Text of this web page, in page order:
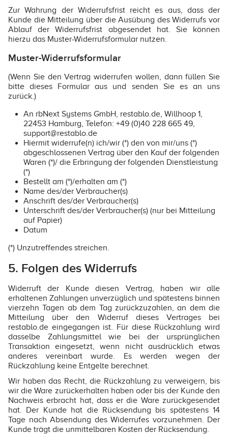
Zur Wahrung der Widerrufsfrist reicht es aus, dass der
Kunde die Mitteilung über die Ausübung des Widerrufs vor
Ablauf der Widerrufsfrist abgesendet hat. Sie können
hierzu das Muster-Widerrufsformular nutzen.
Muster-Widerrufsformular
(Wenn Sie den Vertrag widerrufen wollen, dann füllen Sie
bitte dieses Formular aus und senden Sie es an uns
zurück.)
An rbNext Systems GmbH, restablo.de, Willhoop 1,
22453 Hamburg, Telefon: +49 (0)40 228 665 49,
support@restablo.de
Hiermit widerrufe(n) ich/wir (*) den von mir/uns (*)
abgeschlossenen Vertrag über den Kauf der folgenden
Waren (*)/ die Erbringung der folgenden Dienstleistung
(*)
Bestellt am (*)/erhalten am (*)
Name des/der Verbraucher(s)
Anschrift des/der Verbraucher(s)
Unterschrift des/der Verbraucher(s) (nur bei Mitteilung
auf Papier)
Datum
(*) Unzutreffendes streichen.
5. Folgen des Widerrufs
Widerruft der Kunde diesen Vertrag, haben wir alle
erhaltenen Zahlungen unverzüglich und spätestens binnen
vierzehn Tagen ab dem Tag zurückzuzahlen, an dem die
Mitteilung über den Widerruf dieses Vertrages bei
restablo.de eingegangen ist. Für diese Rückzahlung wird
dasselbe Zahlungsmittel wie bei der ursprünglichen
Transaktion eingesetzt, wenn nicht ausdrücklich etwas
anderes vereinbart wurde. Es werden wegen der
Rückzahlung keine Entgelte berechnet.
Wir haben das Recht, die Rückzahlung zu verweigern, bis
wir die Ware zurückerhalten haben oder bis der Kunde den
Nachweis erbracht hat, dass er die Ware zurückgesendet
hat. Der Kunde hat die Rücksendung bis spätestens 14
Tage nach Absendung des Widerrufes vorzunehmen. Der
Kunde trägt die unmittelbaren Kosten der Rücksendung.